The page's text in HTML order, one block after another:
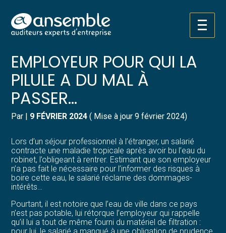
Aller
au
Créer et reprendre une activité
Gérer votre quotidien
Piloter votre entreprise
Développer votre entreprise
Structurer votre croissance
Être prêt pour la facturation
électronique
Pilotez votre gestion
Suivre votre comptabilité
Gérer vos ressources humaines
Dématérialiser vos documents
C’EST L’HISTOIRE D’UN
EMPLOYEUR POUR QUI LA
PILULE A DU MAL À
PASSER…
Par | 9 FÉVRIER 2024 ( Mise à jour 9 février 2024)
Lors d’un séjour professionnel à l’étranger, un salarié
contracte une maladie tropicale après avoir bu l’eau du
robinet, l’obligeant à rentrer. Estimant que son employeur
n’a pas fait le nécessaire pour l’informer des risques à
boire cette eau, le salarié réclame des dommages-
intérêts…
Pourtant, il est notoire que l’eau de ville dans ce pays
n’est pas potable, lui rétorque l’employeur qui rappelle
qu’il lui a tout de même fourni du matériel de filtration :